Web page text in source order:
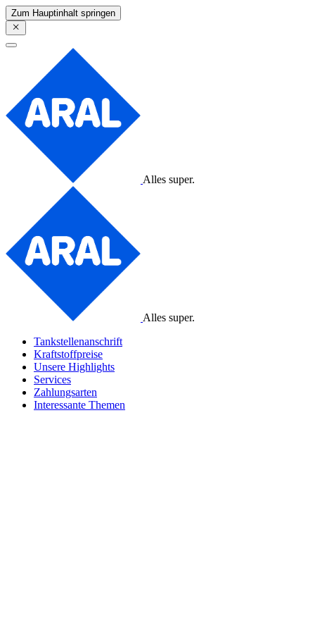
Zum Hauptinhalt springen
Alles super.
Alles super.
Tankstellenanschrift
Kraftstoffpreise
Unsere Highlights
Services
Zahlungsarten
Interessante Themen